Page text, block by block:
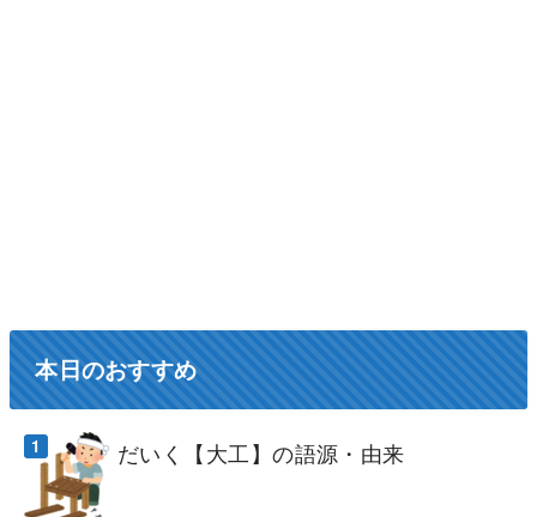
本日のおすすめ
だいく【大工】の語源・由来